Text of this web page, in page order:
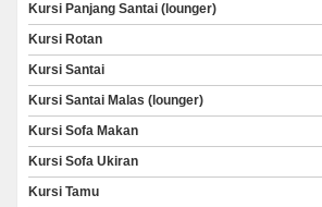
Kursi Panjang Santai (lounger)
Kursi Rotan
Kursi Santai
Kursi Santai Malas (lounger)
Kursi Sofa Makan
Kursi Sofa Ukiran
Kursi Tamu